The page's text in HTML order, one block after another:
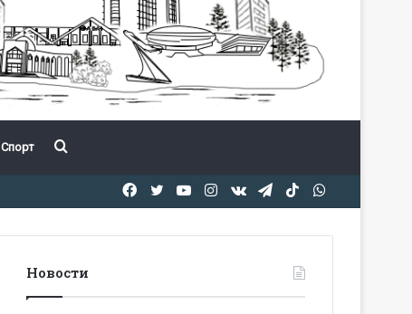
Спорт Іздеу
TikTok
Telegram
vk.com
Instagram
YouTube
Twitter
Facebook
Новости